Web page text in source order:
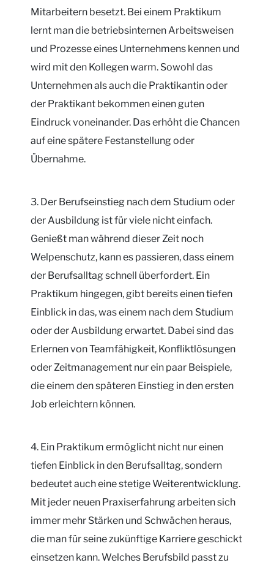
Mitarbeitern besetzt. Bei einem Praktikum
lernt man die betriebsinternen Arbeitsweisen
und Prozesse eines Unternehmens kennen und
wird mit den Kollegen warm. Sowohl das
Unternehmen als auch die Praktikantin oder
der Praktikant bekommen einen guten
Eindruck voneinander. Das erhöht die Chancen
auf eine spätere Festanstellung oder
Übernahme.
3. Der Berufseinstieg nach dem Studium oder
der Ausbildung ist für viele nicht einfach.
Genießt man während dieser Zeit noch
Welpenschutz, kann es passieren, dass einem
der Berufsalltag schnell überfordert. Ein
Praktikum hingegen, gibt bereits einen tiefen
Einblick in das, was einem nach dem Studium
oder der Ausbildung erwartet. Dabei sind das
Erlernen von Teamfähigkeit, Konfliktlösungen
oder Zeitmanagement nur ein paar Beispiele,
die einem den späteren Einstieg in den ersten
Job erleichtern können.
4. Ein Praktikum ermöglicht nicht nur einen
tiefen Einblick in den Berufsalltag, sondern
bedeutet auch eine stetige Weiterentwicklung.
Mit jeder neuen Praxiserfahrung arbeiten sich
immer mehr Stärken und Schwächen heraus,
die man für seine zukünftige Karriere geschickt
einsetzen kann. Welches Berufsbild passt zu